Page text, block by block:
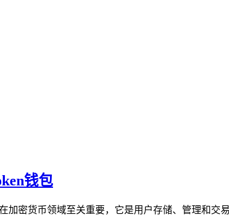
钱包
密货币领域至关重要，它是用户存储、管理和交